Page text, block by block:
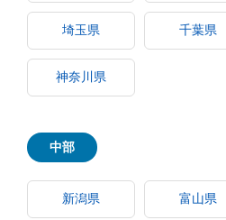
埼玉県 千葉県
神奈川県
中部
新潟県 富山県